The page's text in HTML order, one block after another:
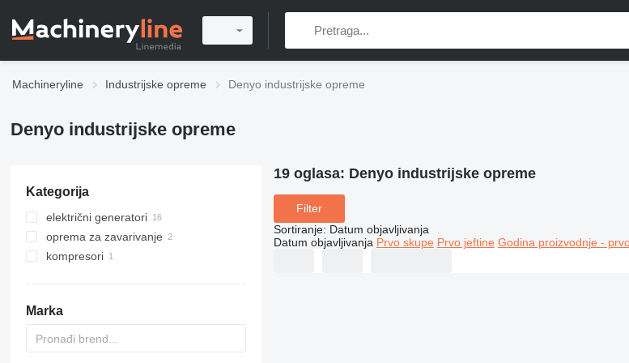
Machineryline Industrijske opreme Denyo industrijske opreme
Denyo industrijske opreme
Kategorija
električni generatori
diesel generatori
drugi generatori
oprema za zavarivanje
agregati za zavarivanje
kompresori
Marka
19 oglasa: Denyo industrijske opreme
Filter
Sortiranje: Datum objavljivanja
Datum objavljivanja Prvo skupe Prvo jeftine Godina proizvodnje -